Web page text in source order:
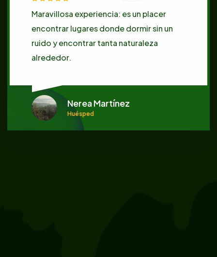
Maravillosa experiencia: es un placer
encontrar lugares donde dormir sin un
ruido y encontrar tanta naturaleza
alrededor.
Nerea Martínez
Huésped